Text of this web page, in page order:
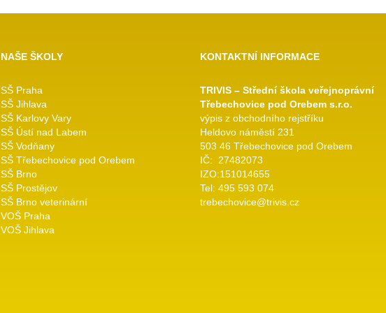
NAŠE ŠKOLY
SŠ Praha
SŠ Jihlava
SŠ Karlovy Vary
SŠ Ústí nad Labem
SŠ Vodňany
SŠ Třebechovice pod Orebem
SŠ Brno
SŠ Prostějov
SŠ Brno veterinární
VOŠ Praha
VOŠ Jihlava
KONTAKTNÍ INFORMACE
TRIVIS – Střední škola veřejnoprávní
Třebechovice pod Orebem s.r.o.
výpis z obchodního rejstříku
Heldovo náměstí 231
503 46 Třebechovice pod Orebem
IČ: 27482073
IZO:151014655
Tel: 495 593 074
trebechovice@trivis.cz